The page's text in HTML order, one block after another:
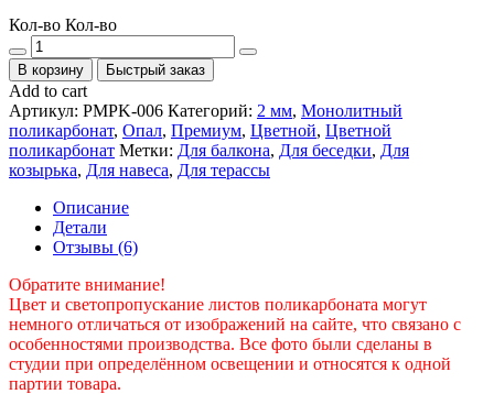
Кол-во Кол-во
В корзину Быстрый заказ
Add to cart
Артикул: PMPK-006 Категорий: 2 мм, Монолитный
поликарбонат, Опал, Премиум, Цветной, Цветной
поликарбонат Метки: Для балкона, Для беседки, Для
козырька, Для навеса, Для терассы
Описание
Детали
Отзывы (6)
Обратите внимание!
Цвет и светопропускание листов поликарбоната могут
немного отличаться от изображений на сайте, что связано с
особенностями производства. Все фото были сделаны в
студии при определённом освещении и относятся к одной
партии товара.